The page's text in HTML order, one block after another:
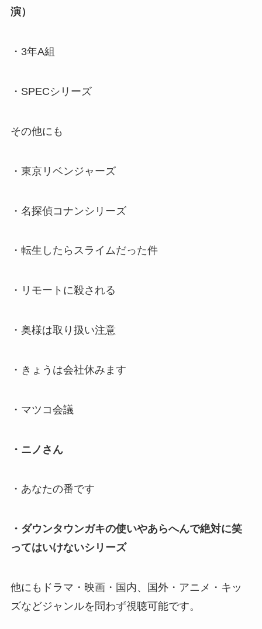
演）
・3年A組
・SPECシリーズ
その他にも
・東京リベンジャーズ
・名探偵コナンシリーズ
・転生したらスライムだった件
・リモートに殺される
・奥様は取り扱い注意
・きょうは会社休みます
・マツコ会議
・ニノさん
・あなたの番です
・ダウンタウンガキの使いやあらへんで絶対に笑
ってはいけないシリーズ
他にもドラマ・映画・国内、国外・アニメ・キッ
ズなどジャンルを問わず視聴可能です。